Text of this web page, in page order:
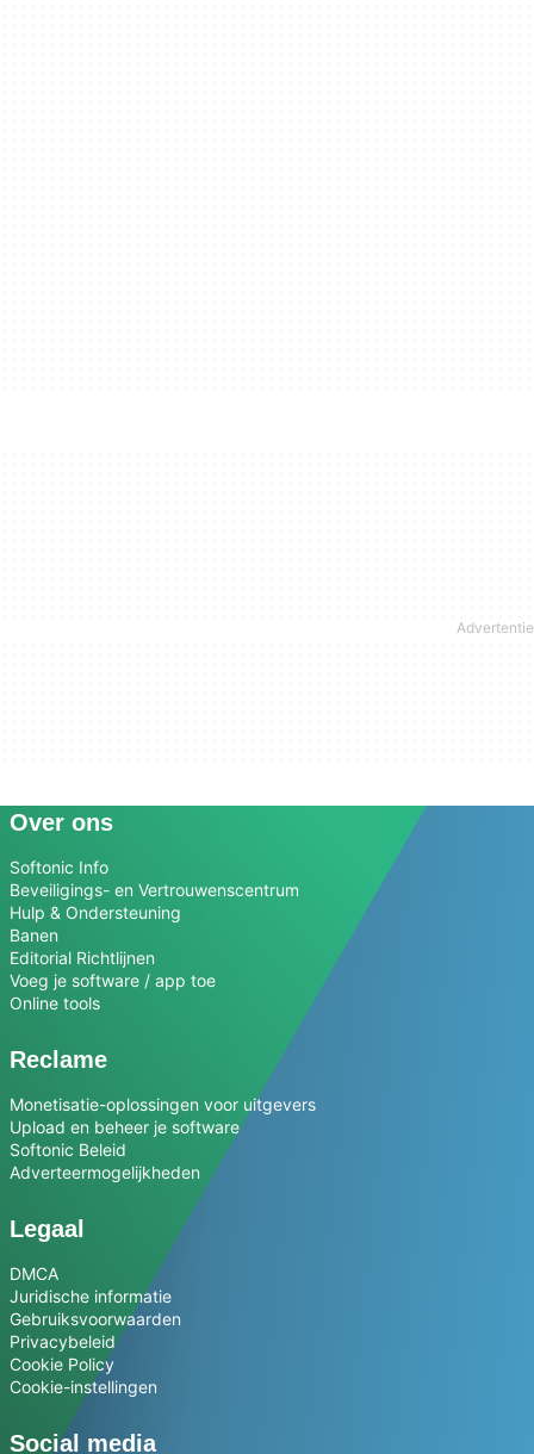
Over ons
Softonic Info
Beveiligings- en Vertrouwenscentrum
Hulp & Ondersteuning
Banen
Editorial Richtlijnen
Voeg je software / app toe
Online tools
Reclame
Monetisatie-oplossingen voor uitgevers
Upload en beheer je software
Softonic Beleid
Adverteermogelijkheden
Legaal
DMCA
Juridische informatie
Gebruiksvoorwaarden
Privacybeleid
Cookie Policy
Cookie-instellingen
Social media